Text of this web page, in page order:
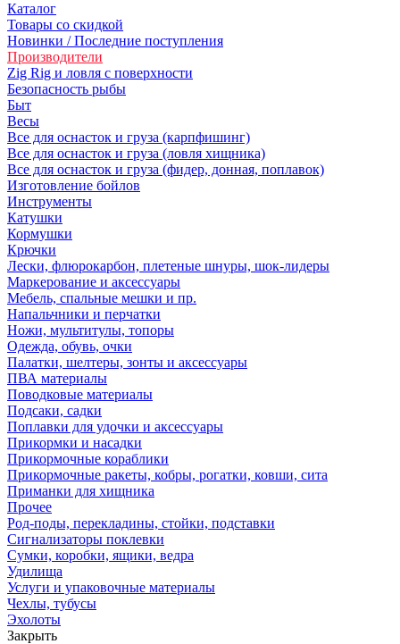
Каталог
Товары со скидкой
Новинки / Последние поступления
Производители
Zig Rig и ловля с поверхности
Безопасность рыбы
Быт
Весы
Все для оснасток и груза (карпфишинг)
Все для оснасток и груза (ловля хищника)
Все для оснасток и груза (фидер, донная, поплавок)
Изготовление бойлов
Инструменты
Катушки
Кормушки
Крючки
Лески, флюрокарбон, плетеные шнуры, шок-лидеры
Маркерование и аксессуары
Мебель, спальные мешки и пр.
Напальчники и перчатки
Ножи, мультитулы, топоры
Одежда, обувь, очки
Палатки, шелтеры, зонты и аксессуары
ПВА материалы
Поводковые материалы
Подсаки, садки
Поплавки для удочки и аксессуары
Прикормки и насадки
Прикормочные кораблики
Прикормочные ракеты, кобры, рогатки, ковши, сита
Приманки для хищника
Прочее
Род-поды, перекладины, стойки, подставки
Сигнализаторы поклевки
Сумки, коробки, ящики, ведра
Удилища
Услуги и упаковочные материалы
Чехлы, тубусы
Эхолоты
Закрыть